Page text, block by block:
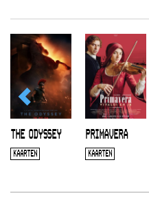
THE ODYSSEY
KAARTEN
PRIMAVERA
KAARTEN